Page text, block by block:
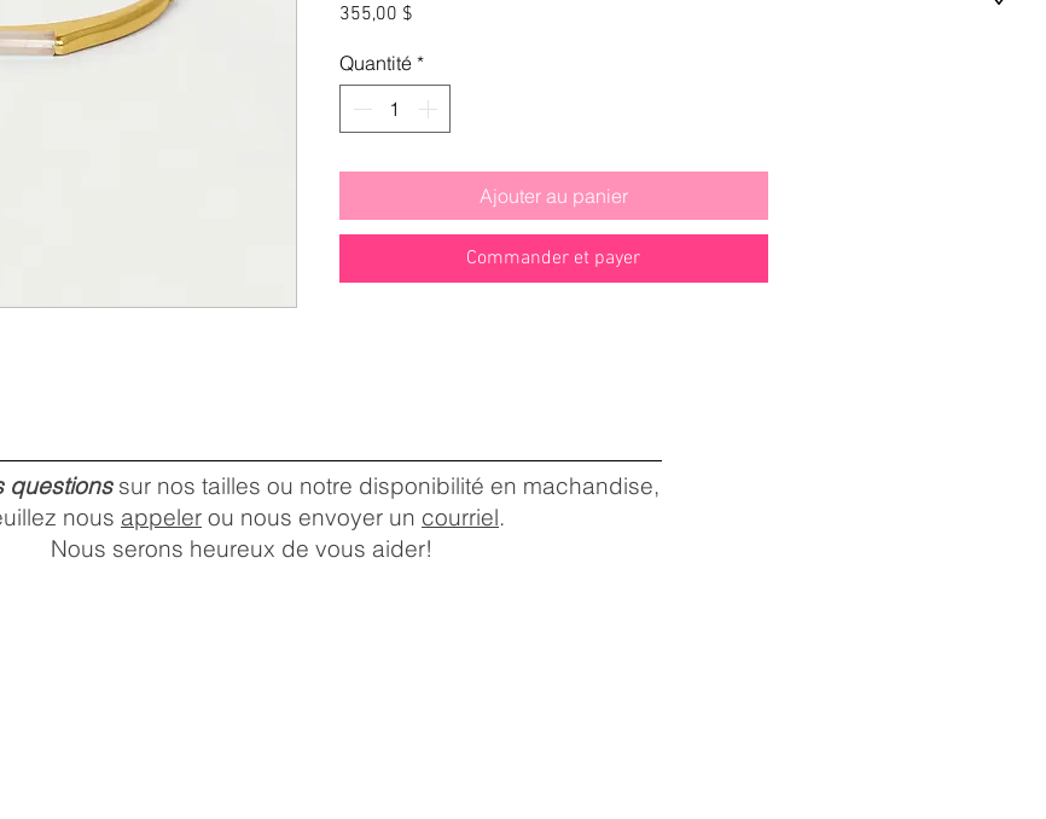
355,00 $Prix
Quantité *
Ajouter au panier
Commander et payer
questionssur nos tailles ou notre disponibilité en machandise,
nous appeler ou nous envoyer un courriel.
Nous serons heureux de vous aider!